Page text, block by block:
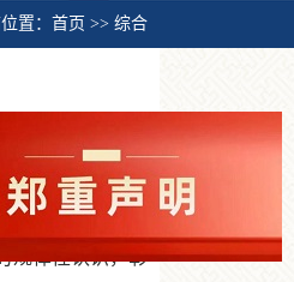
置：首页 >> 综合
一个国家、一
规律性认识，彰